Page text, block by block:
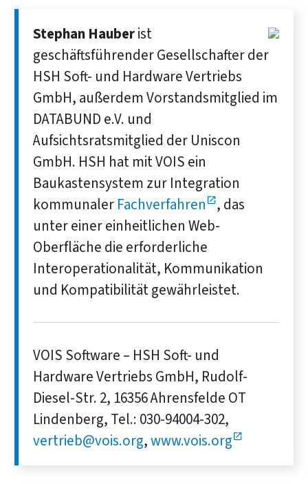
Stephan Hauberist
geschäftsführender Gesellschafter der
HSH Soft- und Hardware Vertriebs
GmbH, außerdem Vorstandsmitglied im
DATABUND e.V. und
Aufsichtsratsmitglied der Uniscon
GmbH. HSH hat mit VOIS ein
Baukastensystem zur Integration
kommunaler Fachverfahren
, das
unter einer einheitlichen Web-
Oberfläche die erforderliche
Interoperationalität, Kommunikation
und Kompatibilität gewährleistet.
VOIS Software – HSH Soft- und
Hardware Vertriebs GmbH, Rudolf-
Diesel-Str. 2, 16356 Ahrensfelde OT
Lindenberg, Tel.: 030-94004-302,
vertrieb@vois.org,www.vois.org